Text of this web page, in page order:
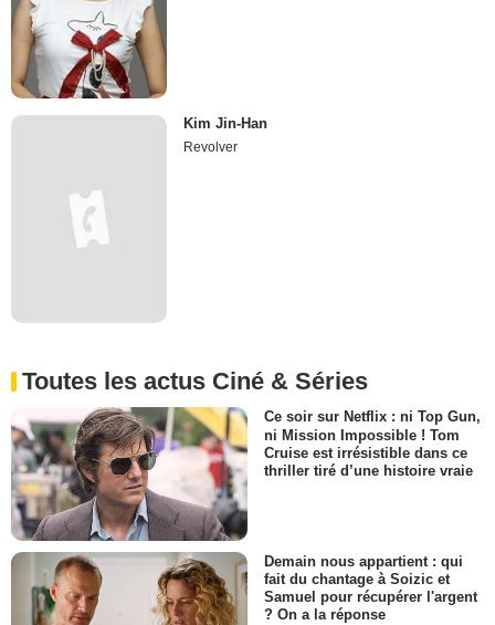
Kim Jin-Han
Revolver
Toutes les actus Ciné & Séries
Ce soir sur Netflix : ni Top Gun,
ni Mission Impossible ! Tom
Cruise est irrésistible dans ce
thriller tiré d’une histoire vraie
Demain nous appartient : qui
fait du chantage à Soizic et
Samuel pour récupérer l'argent
? On a la réponse